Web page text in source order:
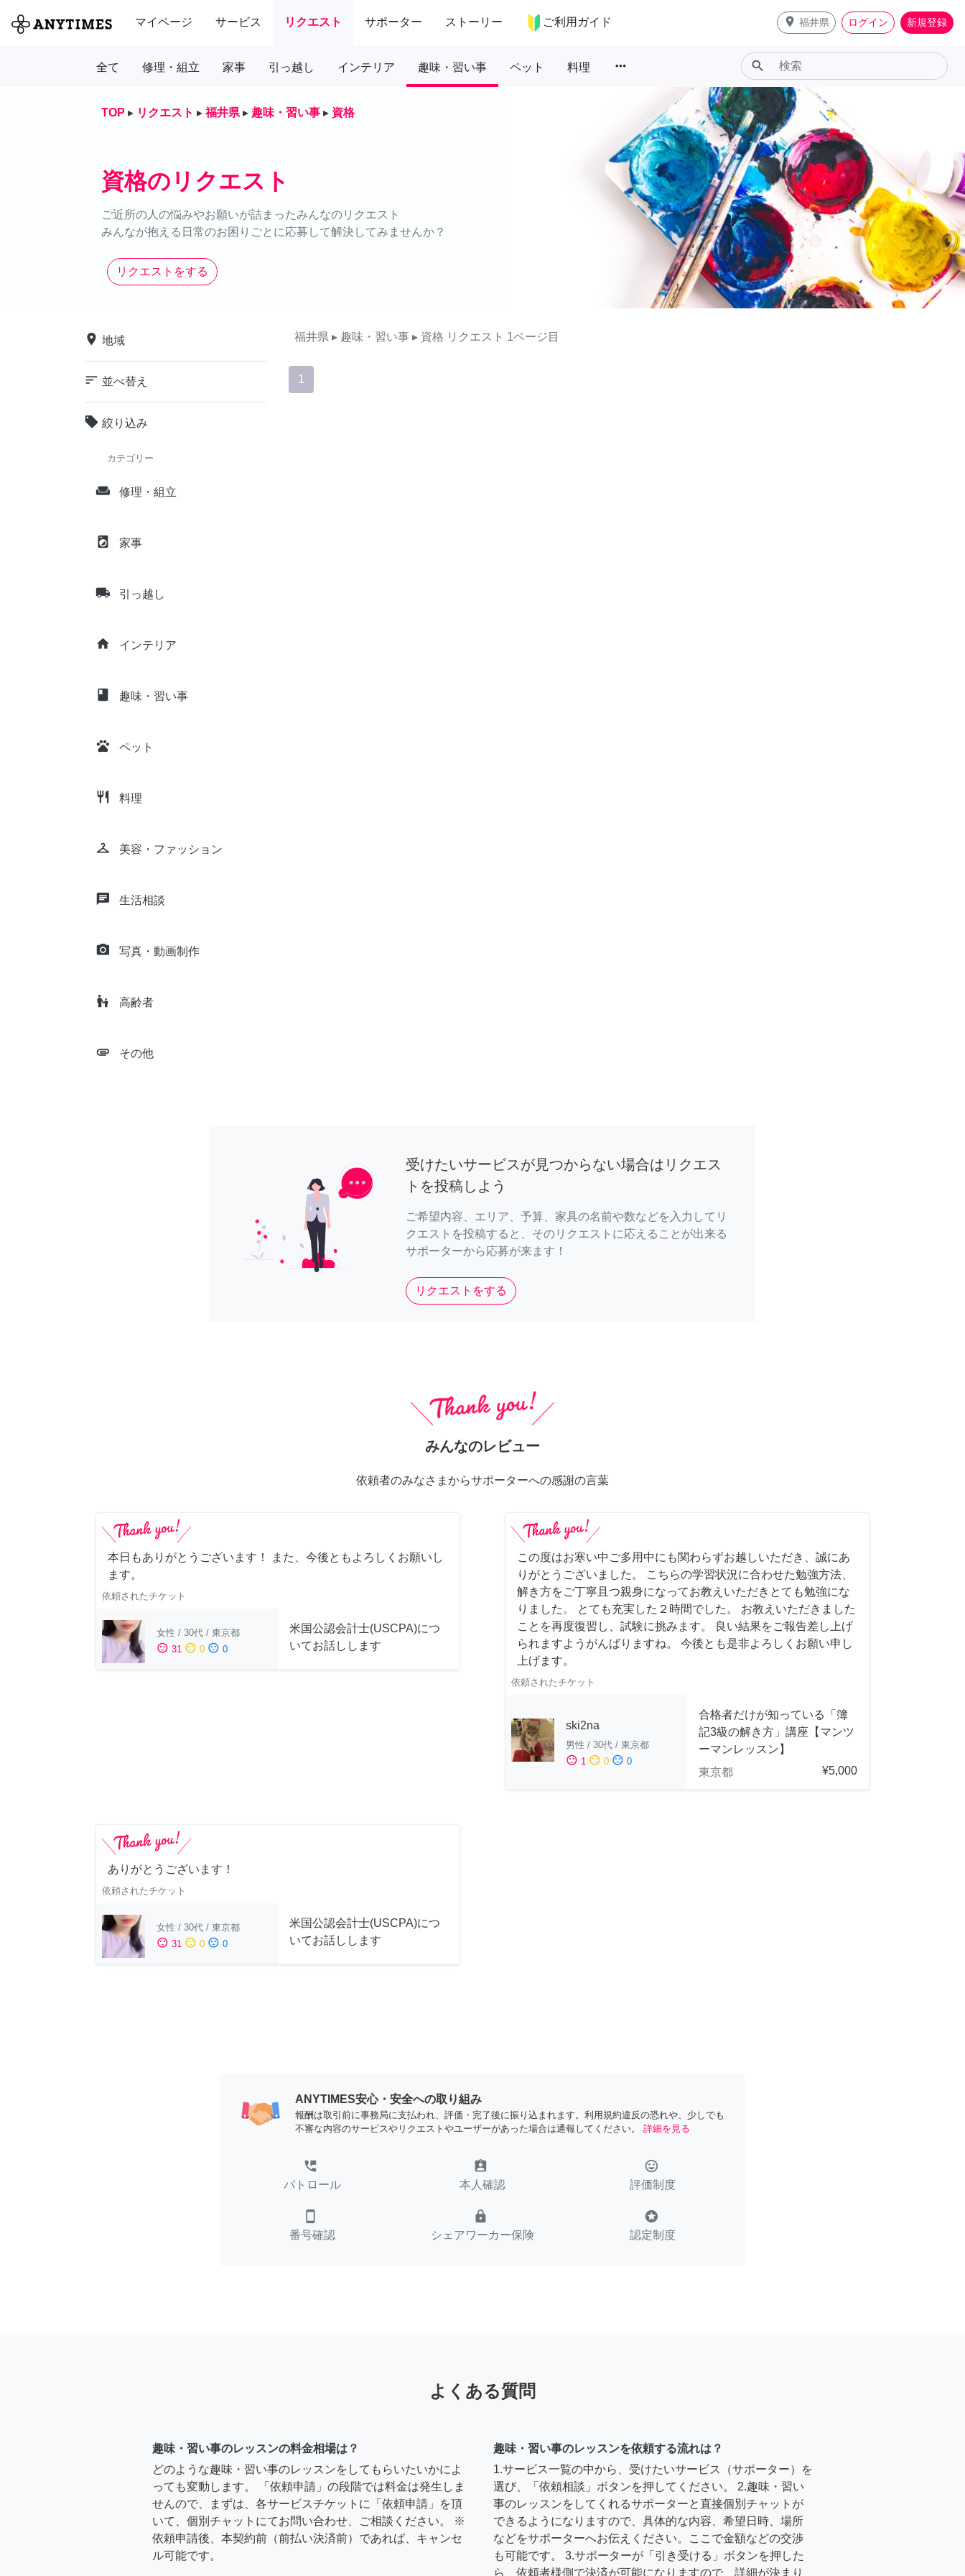
マイページ サービス リクエスト サポーター ストーリー ご利用ガイド place 福井県 ログイン 新規登録
全て 修理・組立 家事 引っ越し インテリア 趣味・習い事 ペット 料理 more_horiz search
TOP ▸ リクエスト ▸ 福井県 ▸ 趣味・習い事 ▸ 資格
資格のリクエスト
ご近所の人の悩みやお願いが詰まったみんなのリクエスト
みんなが抱える日常のお困りごとに応募して解決してみませんか？
リクエストをする
place 地域
sort 並べ替え
local_offer 絞り込み
カテゴリー
weekend 修理・組立
local_laundry_service 家事
local_shipping 引っ越し
home インテリア
class 趣味・習い事
pets ペット
restaurant 料理
checkroom 美容・ファッション
chat 生活相談
camera_alt 写真・動画制作
escalator_warning 高齢者
attachment その他
福井県 ▸ 趣味・習い事 ▸ 資格 リクエスト 1ページ目
1
受けたいサービスが見つからない場合はリクエス
トを投稿しよう
ご希望内容、エリア、予算、家具の名前や数などを入力してリ
クエストを投稿すると、そのリクエストに応えることが出来る
サポーターから応募が来ます！
リクエストをする
みんなのレビュー
依頼者のみなさまからサポーターへの感謝の言葉
本日もありがとうございます！ また、今後ともよろしくお願いし
ます。
依頼されたチケット
女性 / 30代 / 東京都
sentiment_satisfied 31 sentiment_neutral 0 sentiment_dissatisfied 0
米国公認会計士(USCPA)につ
いてお話しします
この度はお寒い中ご多用中にも関わらずお越しいただき、誠にあ
りがとうございました。 こちらの学習状況に合わせた勉強方法、
解き方をご丁寧且つ親身になってお教えいただきとても勉強にな
りました。 とても充実した２時間でした。 お教えいただきました
ことを再度復習し、試験に挑みます。 良い結果をご報告差し上げ
られますようがんばりますね。 今後とも是非よろしくお願い申し
上げます。
依頼されたチケット
ski2na
男性 / 30代 / 東京都
sentiment_satisfied 1 sentiment_neutral 0 sentiment_dissatisfied 0
合格者だけが知っている「簿
記3級の解き方」講座【マンツ
ーマンレッスン】
東京都
¥5,000
ありがとうございます！
依頼されたチケット
女性 / 30代 / 東京都
sentiment_satisfied 31 sentiment_neutral 0 sentiment_dissatisfied 0
米国公認会計士(USCPA)につ
いてお話しします
ANYTIMES安心・安全への取り組み
報酬は取引前に事務局に支払われ、評価・完了後に振り込まれます。利用規約違反の恐れや、少しでも
不審な内容のサービスやリクエストやユーザーがあった場合は通報してください。
詳細を見る
perm_phone_msg
パトロール
assignment_ind
本人確認
tag_faces
評価制度
smartphone
番号確認
lock
シェアワーカー保険
stars
認定制度
よくある質問
趣味・習い事のレッスンの料金相場は？
どのような趣味・習い事のレッスンをしてもらいたいかによ
っても変動します。 「依頼申請」の段階では料金は発生しま
せんので、まずは、各サービスチケットに「依頼申請」を頂
いて、個別チャットにてお問い合わせ、ご相談ください。 ※
依頼申請後、本契約前（前払い決済前）であれば、キャンセ
ル可能です。
趣味・習い事のレッスンを依頼する流れは？
1.サービス一覧の中から、受けたいサービス（サポーター）を
選び、「依頼相談」ボタンを押してください。 2.趣味・習い
事のレッスンをしてくれるサポーターと直接個別チャットが
できるようになりますので、具体的な内容、希望日時、場所
などをサポーターへお伝えください。ここで金額などの交渉
も可能です。 3.サポーターが「引き受ける」ボタンを押した
ら、依頼者様側で決済が可能になりますので、詳細が決まり